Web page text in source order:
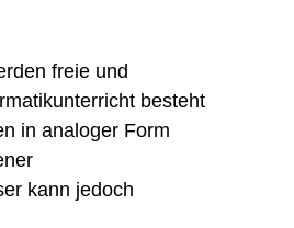
freie und
besteht
in analoger Form
kann jedoch